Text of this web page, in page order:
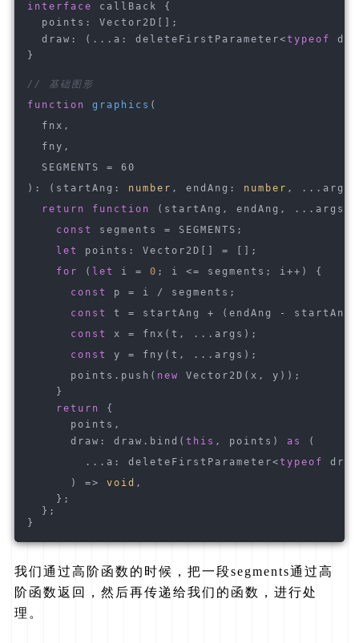
interface
callBack {
points: Vector2D[];
draw:
( ...a: deleteFirstParameter<typeof
}
// 基础图形
function
graphics (
fnx,
fny,
SEGMENTS = 60
): ( startAng: number , endAng: number , ...args
return
function ( startAng, endAng, ...args
const
segments = SEGMENTS;
let
points: Vector2D[] = [];
for
( let i = 0 ; i <= segments; i++) {
const
p = i / segments;
const
t = startAng + (endAng -
const
x = fnx(t, ...args);
const
y = fny(t, ...args);
points.push( new
Vector2D(x, y));
}
return
{
points,
draw: draw.bind( this , points) as
(
...a: deleteFirstParameter<typeof
) => void ,
};
};
}
我们通过高阶函数的时候，把一段segments通过高
阶函数返回，然后再传递给我们的函数，进行处
理。